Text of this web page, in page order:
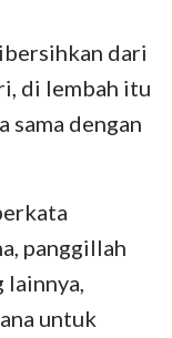
dari
di lembah itu
sama dengan
panggillah
untuk